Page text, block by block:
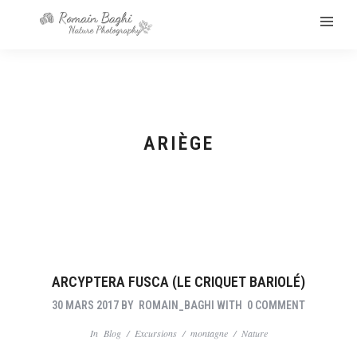
ARIÈGE
ARCYPTERA FUSCA (LE CRIQUET BARIOLÉ)
30 MARS 2017 BY ROMAIN_BAGHI WITH 0 COMMENT
In Blog/ Excursions/ montagne/ Nature